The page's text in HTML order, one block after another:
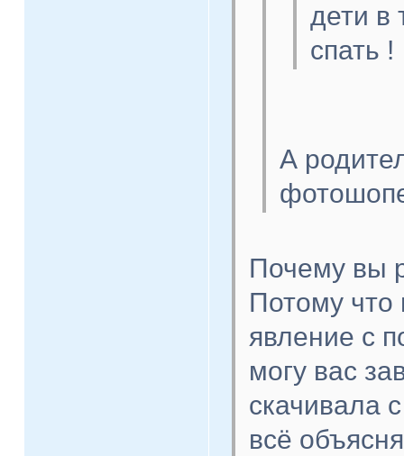
дети в
спать !
А
Почему вы
Потому что
явление с
могу вас
скачивала
всё